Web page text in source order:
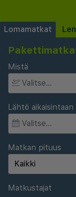
Lomamatkat
Mistä
Lähtö aikaisintaan
Matkan pituus
Matkustajat